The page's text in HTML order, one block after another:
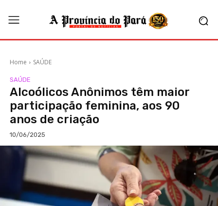
Home SAÚDE
SAÚDE
Alcoólicos Anônimos têm maior
participação feminina, aos 90
anos de criação
10/06/2025